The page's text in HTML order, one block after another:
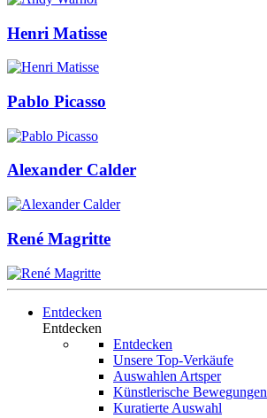
Henri Matisse
Pablo Picasso
Alexander Calder
René Magritte
Entdecken
Entdecken
Entdecken
Unsere Top-Verkäufe
Auswahlen Artsper
Künstlerische Bewegungen
Kuratierte Auswahl